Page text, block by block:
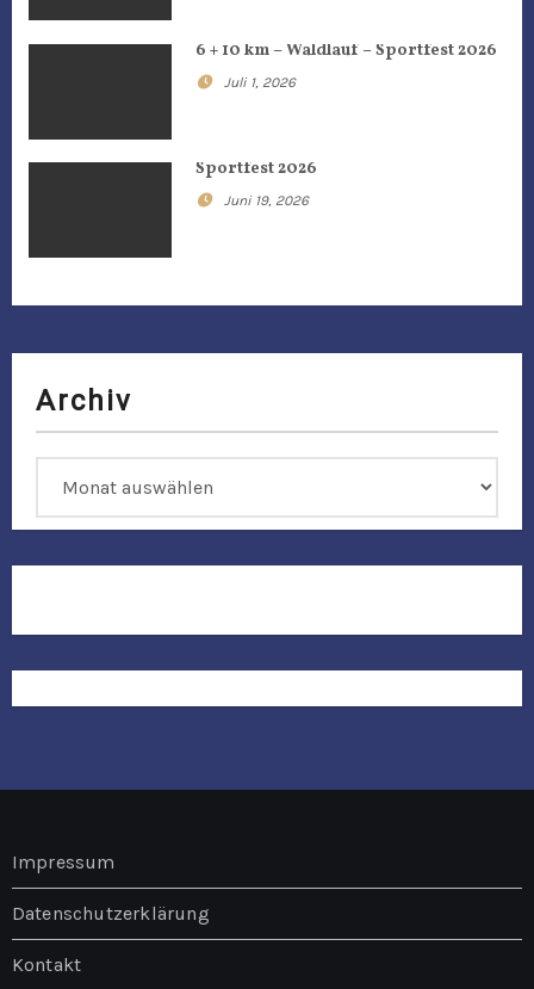
a
i
a
t
i
o
n
6 + 10 km – Waldlauf – Sportfest 2026
Juli 1, 2026
Sportfest 2026
Juni 19, 2026
Archiv
Impressum
Datenschutzerklärung
Kontakt